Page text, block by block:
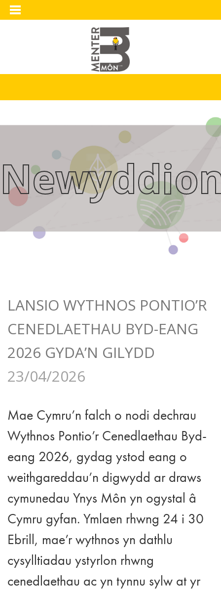
LANSIO WYTHNOS PONTIO’R
CENEDLAETHAU BYD-EANG
2026 GYDA’N GILYDD
23/04/2026
Mae Cymru’n falch o nodi dechrau
Wythnos Pontio’r Cenedlaethau Byd-
eang 2026, gydag ystod eang o
weithgareddau’n digwydd ar draws
cymunedau Ynys Môn yn ogystal â
Cymru gyfan. Ymlaen rhwng 24 i 30
Ebrill, mae’r wythnos yn dathlu
cysylltiadau ystyrlon rhwng
cenedlaethau ac yn tynnu sylw at yr